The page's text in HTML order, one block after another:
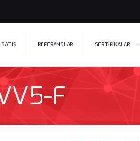
SATIŞ REFERANSLAR SERTİFİKALAR
F